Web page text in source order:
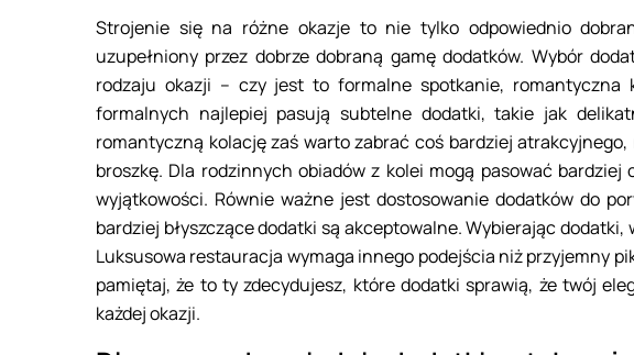
Strojenie się na różne okazje to nie tylko odpowiednio
uzupełniony przez dobrze dobraną gamę dodatków. Wybór
rodzaju okazji – czy jest to formalne spotkanie, romantyczna
formalnych najlepiej pasują subtelne dodatki, takie jak
romantyczną kolację zaś warto zabrać coś bardziej
broszkę. Dla rodzinnych obiadów z kolei mogą pasować
wyjątkowości. Równie ważne jest dostosowanie dodatków do
bardziej błyszczące dodatki są akceptowalne. Wybierając
Luksusowa restauracja wymaga innego podejścia niż przyjemny
pamiętaj, że to ty zdecydujesz, które dodatki sprawią, że twój
każdej okazji.